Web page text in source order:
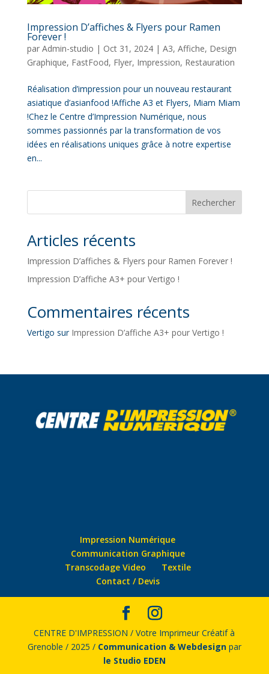
Impression D’affiches & Flyers pour Ramen
Forever !
par Admin-studio | Oct 31, 2024| A3, Affiche, Design
Graphique, FastFood, Flyer, Impression, Restauration
Réalisation d’impression pour un nouveau restaurant
asiatique d’asianfood !Affiche A3 et Flyers, Miam Miam
!Chez le Centre d’Impression Numérique, nous
sommes passionnés par la transformation de vos
idées en réalisations uniques grâce à notre expertise
en...
Rechercher
Articles récents
Impression D’affiches & Flyers pour Ramen Forever !
Impression D’affiche A3+ pour Vertigo !
Commentaires récents
Vertigo sur Impression D’affiche A3+ pour Vertigo !
Impression Numérique
Communication Graphique
Transcodage Video
Textile
Contact / Devis
CENTRE D'IMPRESSION / Votre Imprimeur Créatif à
Grenoble / 2025 / Communication & Webdesignpar
le Studio EDEN